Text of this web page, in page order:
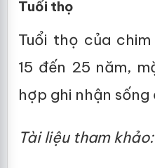
Tuổi thọ
Tuổi thọ của
15 đến 25 năm,
hợp ghi nhận
Tài liệu tham khảo: